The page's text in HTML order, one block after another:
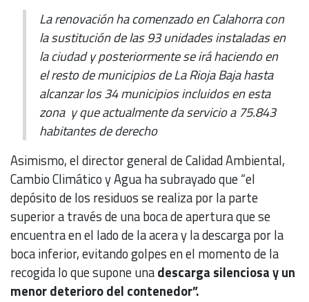
La renovación ha comenzado en Calahorra con
la sustitución de las 93 unidades instaladas en
la ciudad y posteriormente se irá haciendo en
el resto de municipios de La Rioja Baja hasta
alcanzar los 34 municipios incluidos en esta
zona y que actualmente da servicio a 75.843
habitantes de derecho
Asimismo, el director general de Calidad Ambiental,
Cambio Climático y Agua ha subrayado que “el
depósito de los residuos se realiza por la parte
superior a través de una boca de apertura que se
encuentra en el lado de la acera y la descarga por la
boca inferior, evitando golpes en el momento de la
recogida lo que supone unadescarga silenciosa y un
menor deterioro del contenedor”.